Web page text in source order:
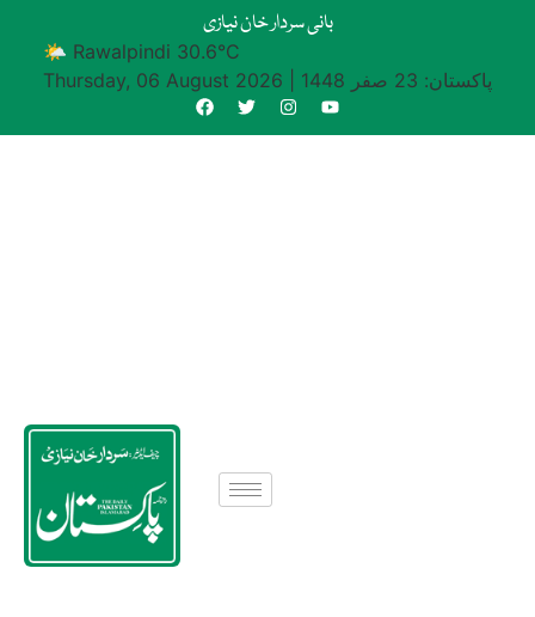
بانی سردار خان نیازی
🌤 Rawalpindi 30.6°C
Thursday, 06 August 2026
پاکستان: 23 صفر 1448